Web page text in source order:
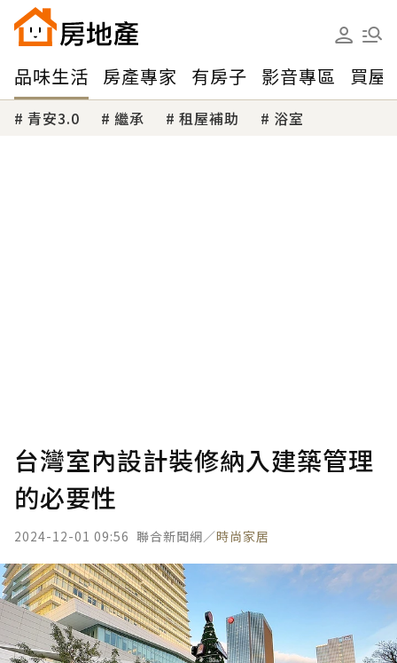
品味生活 房產專家 有房子 影音專區 買屋
青安3.0 繼承 租屋補助 浴室
台灣室內設計裝修納入建築管理
的必要性
2024-12-01 09:56 聯合新聞網／時尚家居